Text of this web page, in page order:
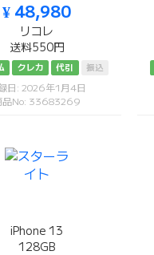
¥ 48,980
リコレ
送料550円
クレカ 代引 振込
日: 2026年1月4日
品No: 33683269
iPhone 13
128GB